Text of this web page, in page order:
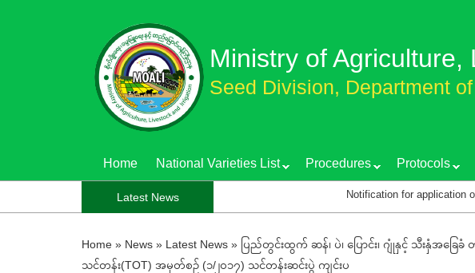
Ministry of
Seed Division, Department
Home National Varieties List Procedures Protocols
Latest News Notification for application on
Home » News » Latest News » ပြည်တွင်းထွက် ဆန်၊ ပဲ၊ ပြောင်း၊ ဂျုံနှင့် သီးနှံအခ
သင်တန်း(TOT) အမှတ်စဉ် (၁/၂၀၁၇) သင်တန်းဆင်းပွဲ ကျင်းပ